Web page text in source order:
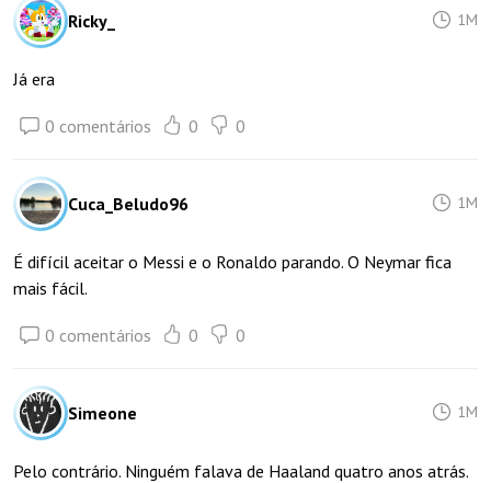
Ricky_ 1M
Já era
0 comentários 0 0
Cuca_Beludo96 1M
É difícil aceitar o Messi e o Ronaldo parando. O Neymar fica
mais fácil.
0 comentários 0 0
Simeone 1M
Pelo contrário. Ninguém falava de Haaland quatro anos atrás.